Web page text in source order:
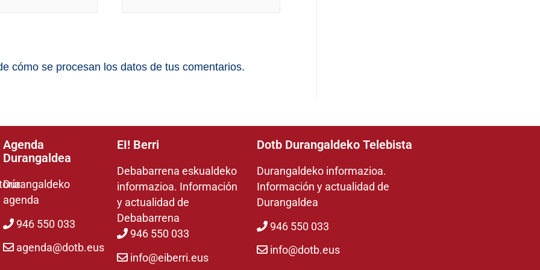
cómo se procesan los datos de tus comentarios.
Agenda
Durangaldea
Durangaldeko
agenda
946 550 033
agenda@dotb.eus
EI! Berri
Debabarrena eskualdeko
informazioa. Información
y actualidad de
Debabarrena
946 550 033
info@eiberri.eus
Dotb Durangaldeko Telebista
Durangaldeko informazioa.
Información y actualidad de
Durangaldea
946 550 033
info@dotb.eus